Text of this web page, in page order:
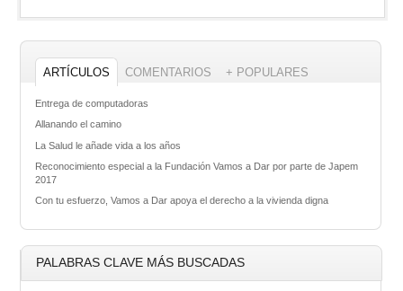
ARTÍCULOS COMENTARIOS + POPULARES
Entrega de computadoras
Allanando el camino
La Salud le añade vida a los años
Reconocimiento especial a la Fundación Vamos a Dar por parte de Japem
2017
Con tu esfuerzo, Vamos a Dar apoya el derecho a la vivienda digna
PALABRAS CLAVE MÁS BUSCADAS